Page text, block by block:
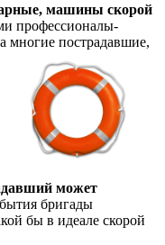
машины скорой
профессионалы-
многие пострадавшие,
может
бригады
бы в идеале скорой